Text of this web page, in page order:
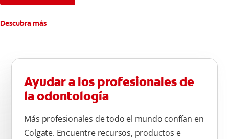
Descubra más
Ayudar a los profesionales de
la odontología
Más profesionales de todo el mundo confían en
Colgate. Encuentre recursos, productos e